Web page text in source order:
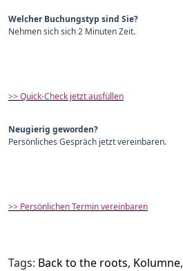
Welcher Buchungstyp sind Sie?
Nehmen sich sich 2 Minuten Zeit.
>> Quick-Check jetzt ausfüllen
Neugierig geworden?
Persönliches Gespräch jetzt vereinbaren.
>> Persönlichen Termin vereinbaren
Tags: Back to the roots, Kolumne,